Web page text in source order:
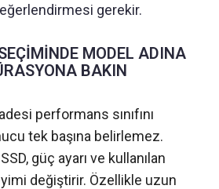
gerekir.
MODEL ADINA
BAKIN
performans sınıfını
tek başına belirlemez.
güç ayarı ve kullanılan
değiştirir. Özellikle uzun